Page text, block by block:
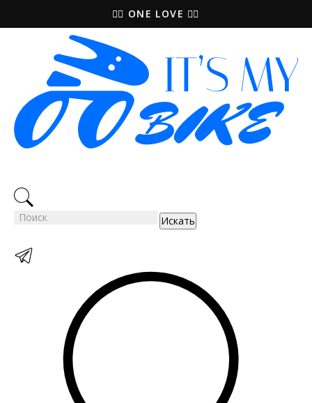
🚵‍♀️ ONE LOVE 🚴‍♀️
Искать